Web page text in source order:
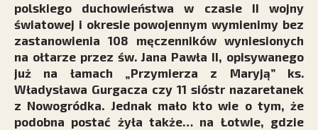
polskiego duchowieństwa w czasie II wojny
światowej i okresie powojennym wymienimy bez
zastanowienia 108 męczenników wyniesionych
na ołtarze przez św. Jana Pawła II, opisywanego
już na łamach „Przymierza z Maryją” ks.
Władysława Gurgacza czy 11 sióstr nazaretanek
z Nowogródka. Jednak mało kto wie o tym, że
podobna postać żyła także… na Łotwie, gdzie